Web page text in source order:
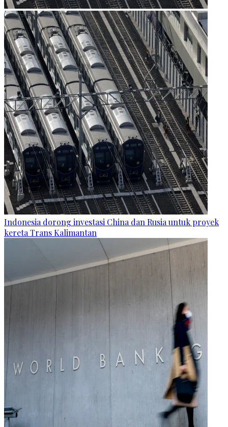
Indonesia dorong investasi China dan Rusia untuk proyek
kereta Trans Kalimantan